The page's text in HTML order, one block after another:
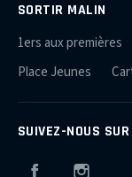
SORTIR MALIN
1ers aux premières
Place Jeunes
SUIVEZ-NOUS SUR
Facebook